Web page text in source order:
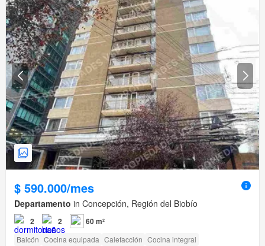
$ 590.000/mes
Departamento in Concepción, Región del Biobío
2 2 60 m²
Balcón Cocina equipada Calefacción Cocina integral